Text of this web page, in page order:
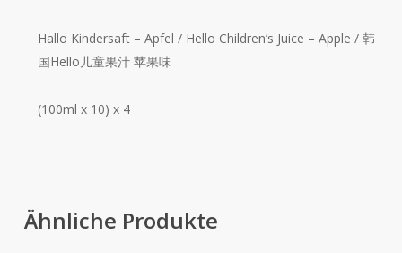
Hallo Kindersaft – Apfel / Hello Children’s Juice – Apple / 韩
国Hello儿童果汁 苹果味
(100ml x 10) x 4
Ähnliche Produkte